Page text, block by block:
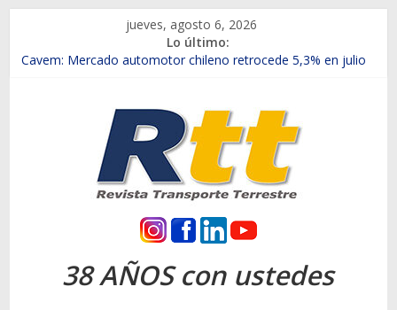
contenido
jueves, agosto 6, 2026
Lo último:
Chile es el primer mercado internacional en lanzar la nueva
Salfa suma vehículos electrificados de Chevrolet en el Biobío
Samex amplía su red con nuevas sucursales en Rancagua y
SINOTRUK Pick-ups presentó la recién estrenada Bolden en
la Expo Compras Públicas 2026
Revista
38 AÑOS con ustedes